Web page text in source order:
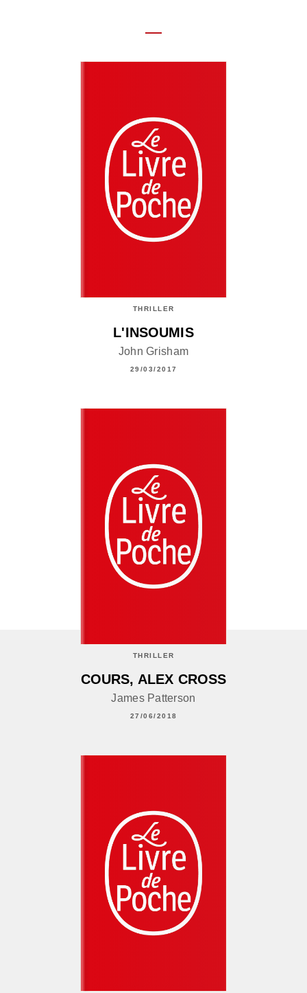
THRILLER
L'INSOUMIS
John Grisham
29/03/2017
THRILLER
COURS, ALEX CROSS
James Patterson
27/06/2018